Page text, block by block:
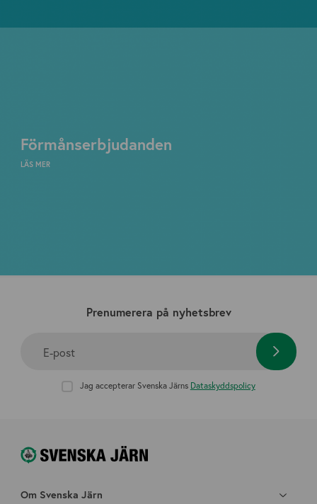
Förmånserbjudanden
LÄS MER
Prenumerera på nyhetsbrev
E-post
Jag accepterar Svenska Järns Dataskyddspolicy
Om Svenska Järn